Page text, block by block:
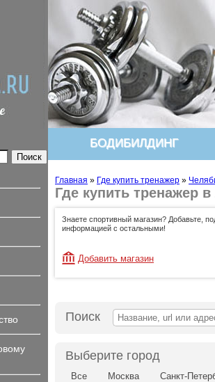
БОДИБИЛДИНГ
Главная » Где купить тренажер »
Где купить тренажер
Знаете спортивный магазин? Добавьте,
информацией с остальными!
Добавить магазин
Поиск
Выберите город
Все Москва Санкт-